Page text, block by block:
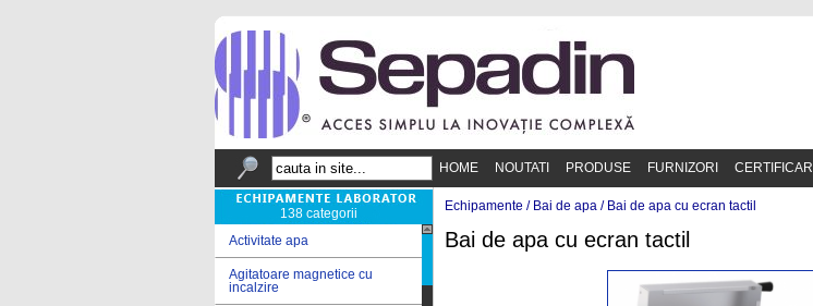
HOME NOUTATI PRODUSE FURNIZORI CERTIFICARI
138 categorii
Activitate apa
Agitatoare magnetice cu
incalzire
Echipamente / Bai de apa / Bai de apa cu ecran tactil
Bai de apa cu ecran tactil